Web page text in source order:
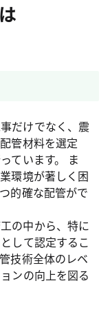
だけでなく、震
管材料を選定
ています。 ま
環境が著しく困
的確な配管がで
の中から、特に
して認定するこ
技術全体のレベ
ンの向上を図る